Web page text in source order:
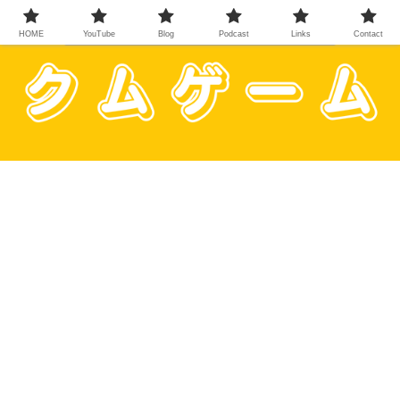
HOME YouTube Blog Podcast Links Contact